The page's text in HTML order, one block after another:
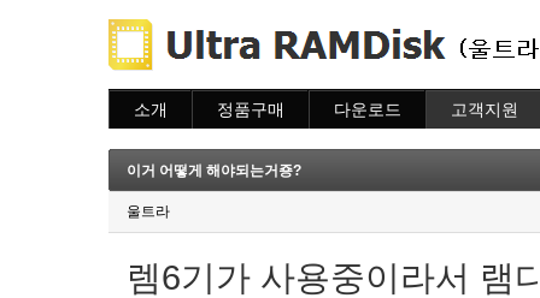
소개 정품구매
주문조회
이용안내
다운로드 고객지원
질문하기
이거 어떻게 해야되는거죵?
울트라
렘6기가 사용중이라서 램